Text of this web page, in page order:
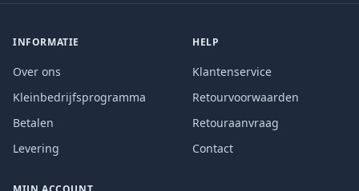
INFORMATIE
Over ons
Kleinbedrijfsprogramma
Betalen
Levering
HELP
Klantenservice
Retourvoorwaarden
Retouraanvraag
Contact